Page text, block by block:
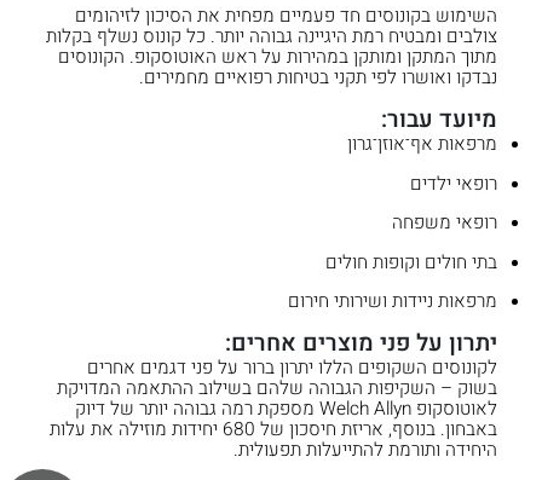
השימוש בקונוסים חד פעמיים מפחית את הסיכון לזיהומים
צולבים ומבטיח רמת היגיינה גבוהה יותר. כל קונוס נשלף בקלות
מתוך המתקן ומותקן במהירות על ראש האוטוסקופ. הקונוסים
נבדקו ואושרו לפי תקני בטיחות רפואיים מחמירים.
מיועד עבור:
מרפאות אף־אוזן־גרון
רופאי ילדים
רופאי משפחה
בתי חולים וקופות חולים
מרפאות ניידות ושירותי חירום
יתרון על פני מוצרים אחרים:
לקונוסים השקופים הללו יתרון ברור על פני דגמים אחרים
בשוק – השקיפות הגבוהה שלהם בשילוב ההתאמה המדויקת
לאוטוסקופ Welch Allyn מספקת רמה גבוהה יותר של דיוק
באבחון. בנוסף, אריזת חיסכון של 680 יחידות מוזילה את עלות
היחידה ותורמת להתייעלות תפעולית.